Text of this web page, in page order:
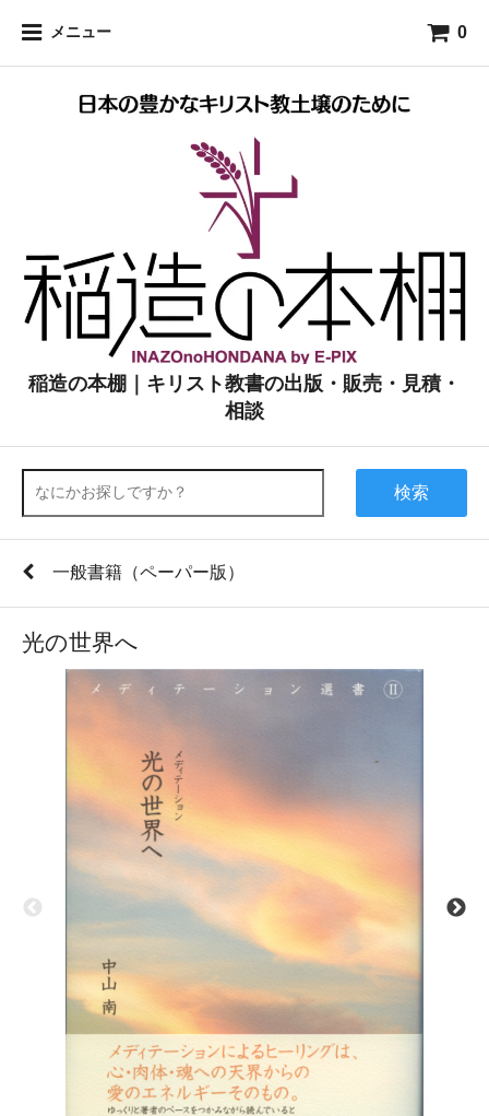
メニュー 0
稲造の本棚｜キリスト教書の出版・販売・見積・
相談
検索
一般書籍（ペーパー版）
光の世界へ